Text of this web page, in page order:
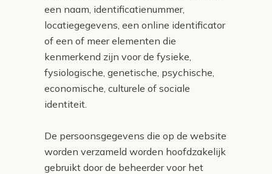
een naam, identificatienummer,
locatiegegevens, een online identificator
of een of meer elementen die
kenmerkend zijn voor de fysieke,
fysiologische, genetische, psychische,
economische, culturele of sociale
identiteit.
De persoonsgegevens die op de website
worden verzameld worden hoofdzakelijk
gebruikt door de beheerder voor het